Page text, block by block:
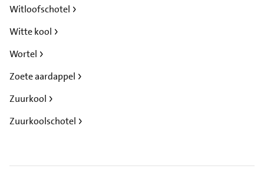
Witloofschotel
Witte kool
Wortel
Zoete aardappel
Zuurkool
Zuurkoolschotel